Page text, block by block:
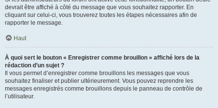
devrait être affiché à côté du message que vous souhaitez rapporter. En
cliquant sur celui-ci, vous trouverez toutes les étapes nécessaires afin de
rapporter le message.
Haut
À quoi sert le bouton « Enregistrer comme brouillon » affiché lors de la
rédaction d’un sujet ?
Il vous permet d’enregistrer comme brouillons les messages que vous
souhaitez finaliser et publier ultérieurement. Vous pouvez reprendre les
messages enregistrés comme brouillons depuis le panneau de contrôle de
l’utilisateur.